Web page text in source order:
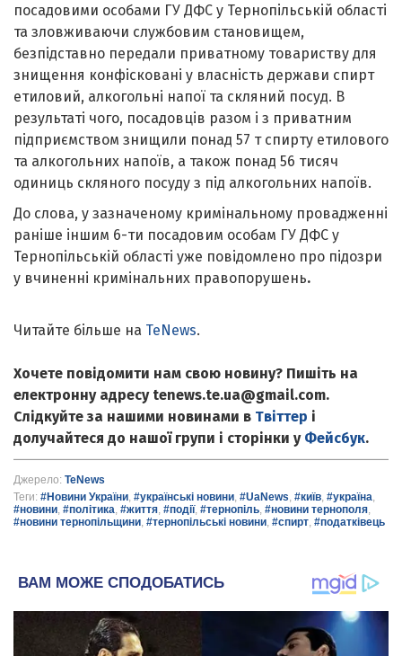
посадовими особами ГУ ДФС у Тернопільській області
та зловживаючи службовим становищем,
безпідставно передали приватному товариству для
знищення конфісковані у власність держави спирт
етиловий, алкогольні напої та скляний посуд. В
результаті чого, посадовців разом і з приватним
підприємством знищили понад 57 т спирту етилового
та алкогольних напоїв, а також понад 56 тисяч
одиниць скляного посуду з під алкогольних напоїв.
До слова, у зазначеному кримінальному провадженні
раніше іншим 6-ти посадовим особам ГУ ДФС у
Тернопільській області уже повідомлено про підозри
у вчиненні кримінальних правопорушень.
Читайте більше на TeNews.
Хочете повідомити нам свою новину? Пишіть на
електронну адресу tenews.te.ua@gmail.com.
Слідкуйте за нашими новинами в Твіттер і
долучайтеся до нашої групи і сторінки у Фейсбук.
Джерело: TeNews
Теги: #Новини України, #українські новини, #UaNews, #київ, #україна,
#новини, #політика, #життя, #події, #тернопіль, #новини тернополя,
#новини тернопільщини, #тернопільські новини, #спирт, #податківець